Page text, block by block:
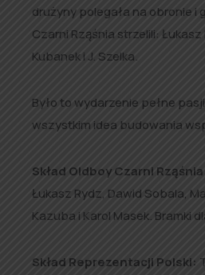
drużyny polegała na obronie i
Czarni Rząśnia strzelili:
Kubanek i J. Szelka.
Było to wydarzenie pełne
wszystkim idea budowania
Skład Oldboy Czarni
Łukasz Rydz, Dawid Sobala,
Kazuba i Karol Masek. Bramki
Skład Reprezentacji Polski: